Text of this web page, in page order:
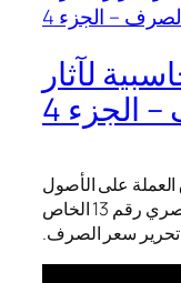
لآثار
الجزء 4
على الأصول
وفقاً لملحق معيار المحاسبة المصري رقم 13 الخاص
تحرير سعر الصرف.